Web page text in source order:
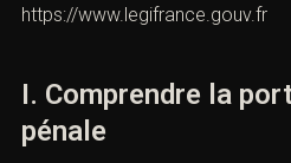
https://www.legifrance.gouv.fr
I. Comprendre la
pénale